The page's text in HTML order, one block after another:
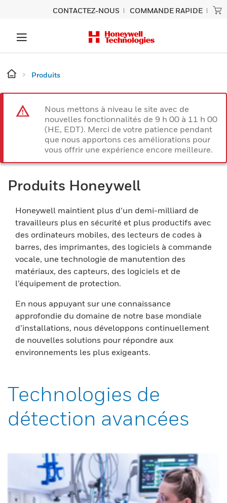
CONTACTEZ-NOUS COMMANDE RAPIDE
Produits
Nous mettons à niveau le site avec de
nouvelles fonctionnalités de 9 h 00 à 11 h 00
(HE, EDT). Merci de votre patience pendant
que nous apportons ces améliorations pour
vous offrir une expérience encore meilleure.
Produits Honeywell
Honeywell maintient plus d’un demi-milliard de
travailleurs plus en sécurité et plus productifs avec
des ordinateurs mobiles, des lecteurs de codes à
barres, des imprimantes, des logiciels à commande
vocale, une technologie de manutention des
matériaux, des capteurs, des logiciels et de
l’équipement de protection.
En nous appuyant sur une connaissance
approfondie du domaine de notre base mondiale
d’installations, nous développons continuellement
de nouvelles solutions pour répondre aux
environnements les plus exigeants.
Technologies de
détection avancées